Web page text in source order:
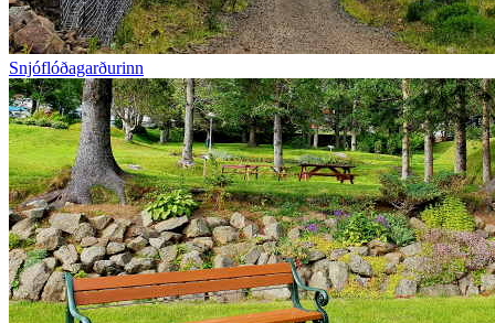
Snjóflóðagarðurinn